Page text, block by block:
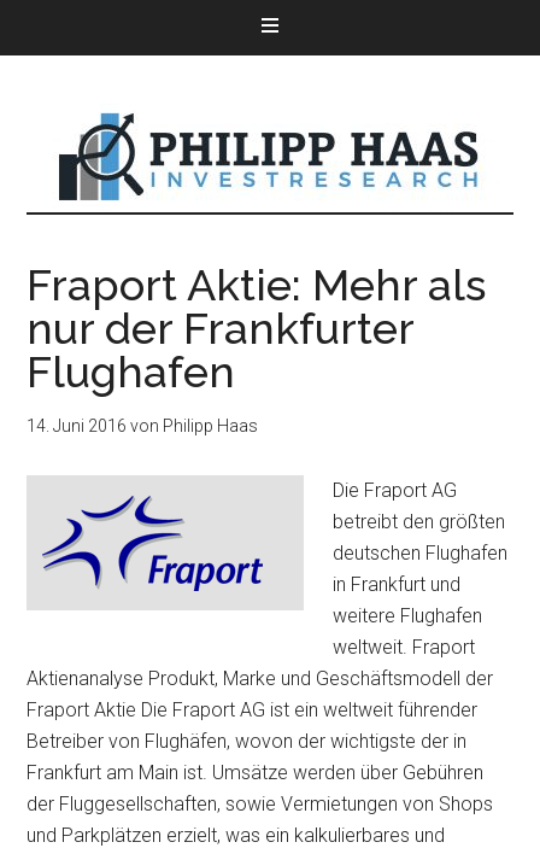
Fraport Aktie: Mehr als
nur der Frankfurter
Flughafen
14. Juni 2016 von Philipp Haas
Die Fraport AG
betreibt den größten
deutschen Flughafen
in Frankfurt und
weitere Flughafen
weltweit. Fraport
Aktienanalyse Produkt, Marke und Geschäftsmodell der
Fraport Aktie Die Fraport AG ist ein weltweit führender
Betreiber von Flughäfen, wovon der wichtigste der in
Frankfurt am Main ist. Umsätze werden über Gebühren
der Fluggesellschaften, sowie Vermietungen von Shops
und Parkplätzen erzielt, was ein kalkulierbares und